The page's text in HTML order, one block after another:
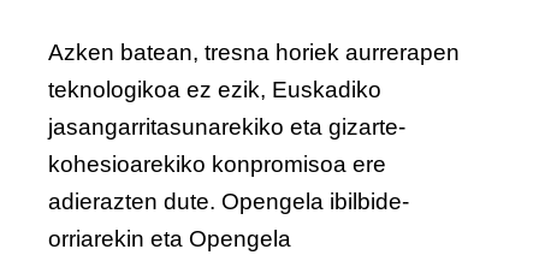
Azken batean, tresna horiek aurrerapen
teknologikoa ez ezik, Euskadiko
jasangarritasunarekiko eta gizarte-
kohesioarekiko konpromisoa ere
adierazten dute. Opengela ibilbide-
orriarekin eta Opengela